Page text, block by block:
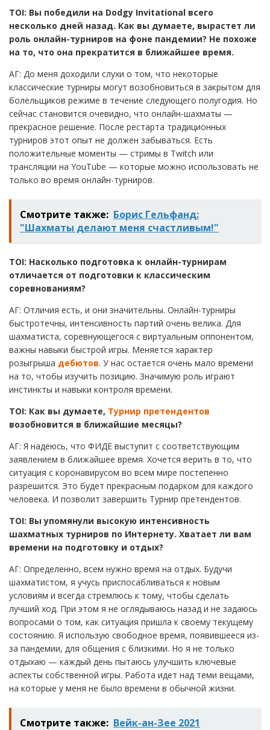
TOI: Вы победили на Dodgy Invitational всего
несколько дней назад. Как вы думаете, вырастет ли
роль онлайн-турниров на фоне пандемии? Не похоже
на то, что она прекратится в ближайшее время.
АГ: До меня доходили слухи о том, что некоторые
классические турниры могут возобновиться в закрытом для
болельщиков режиме в течение следующего полугодия. Но
сейчас становится очевидно, что онлайн-шахматы —
прекрасное решение. После рестарта традиционных
турниров этот опыт не должен забываться. Есть
положительные моменты — стримы в Twitch или
трансляции на YouTube — которые можно использовать не
только во время онлайн-турниров.
Смотрите также: Борис Гельфанд:
"Шахматы делают меня счастливым!"
TOI: Насколько подготовка к онлайн-турнирам
отличается от подготовки к классическим
соревнованиям?
АГ: Отличия есть, и они значительны. Онлайн-турниры
быстротечны, интенсивность партий очень велика. Для
шахматиста, соревнующегося с виртуальным оппонентом,
важны навыки быстрой игры. Меняется характер
розыгрыша дебютов. У нас остается очень мало времени
на то, чтобы изучить позицию. Значимую роль играют
инстинкты и навыки контроля времени.
TOI: Как вы думаете, Турнир претендентов
возобновится в ближайшие месяцы?
АГ: Я надеюсь, что ФИДЕ выступит с соответствующим
заявлением в ближайшее время. Хочется верить в то, что
ситуация с коронавирусом во всем мире постепенно
разрешится. Это будет прекрасным подарком для каждого
человека. И позволит завершить Турнир претендентов.
TOI: Вы упомянули высокую интенсивность
шахматных турниров по Интернету. Хватает ли вам
времени на подготовку и отдых?
АГ: Определенно, всем нужно время на отдых. Будучи
шахматистом, я учусь приспосабливаться к новым
условиям и всегда стремлюсь к тому, чтобы сделать
лучший ход. При этом я не оглядываюсь назад и не задаюсь
вопросами о том, как ситуация пришла к своему текущему
состоянию. Я использую свободное время, появившееся из-
за пандемии, для общения с близкими. Но я не только
отдыхаю — каждый день пытаюсь улучшить ключевые
аспекты собственной игры. Работа идет над теми вещами,
на которые у меня не было времени в обычной жизни.
Смотрите также: Вейк-ан-Зее 2021